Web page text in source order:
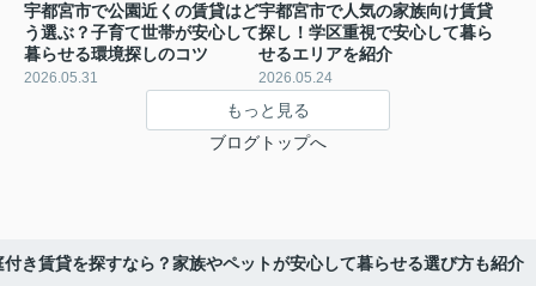
宇都宮市で公園近くの賃貸はど
う選ぶ？子育て世帯が安心して
暮らせる環境探しのコツ
2026.05.31
宇都宮市で人気の家族向け賃貸
探し！学区重視で安心して暮ら
せるエリアを紹介
2026.05.24
もっと見る
ブログトップへ
き賃貸を探すなら？家族やペットが安心して暮らせる選び方も紹介